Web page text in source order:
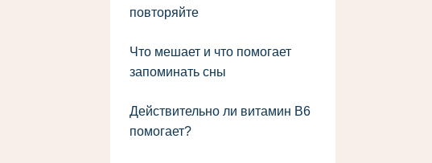
повторяйте
Что мешает и что помогает
запоминать сны
Действительно ли витамин B6
помогает?